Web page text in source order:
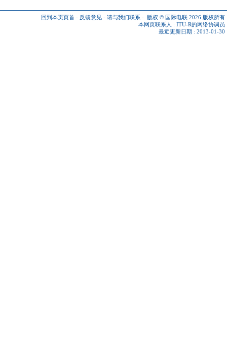
回到本页页首 - 反馈意见 - 请与我们联系 - 版权 © 国际电联 2026 版权所有
本网页联系人 : ITU-R的网络协调员
最近更新日期 : 2013-01-30